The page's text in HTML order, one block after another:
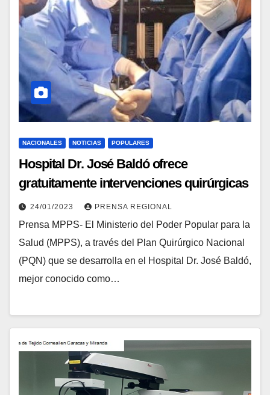
NACIONALES NOTICIAS POPULARES
Hospital Dr. José Baldó ofrece
gratuitamente intervenciones quirúrgicas
a sus pacientes
24/01/2023 PRENSA REGIONAL
Prensa MPPS- El Ministerio del Poder Popular para la
Salud (MPPS), a través del Plan Quirúrgico Nacional
(PQN) que se desarrolla en el Hospital Dr. José Baldó,
mejor conocido como…